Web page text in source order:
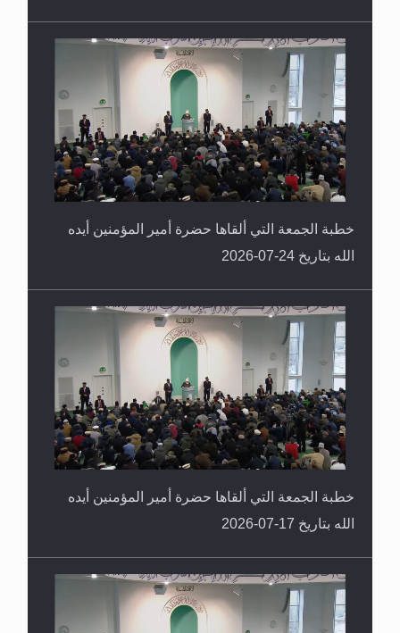
خطبة الجمعة التي ألقاها حضرة أمير المؤمنين أيده
الله بتاريخ 24-07-2026
خطبة الجمعة التي ألقاها حضرة أمير المؤمنين أيده
الله بتاريخ 17-07-2026